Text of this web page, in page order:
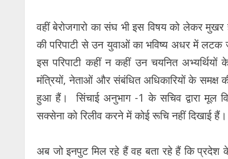
वहीं बेरोजगारो का संघ भी इस विषय को लेकर
की परिपाटी से उन युवाओं का भविष्य अधर में लटक
इस परिपाटी कहीं न कहीं उन चयनित
मंत्रियों, नेताओं और संबंधित अधिकारियों के समक्ष
हुआ हैं। सिंचाई अनुभाग -1 के सचिव द्वारा मूल
सक्सेना को रिलीव करने में कोई रूचि नहीं दिखाई हैं।
अब जो इनपुट मिल रहे हैं वह बता रहे हैं कि प्रदेश